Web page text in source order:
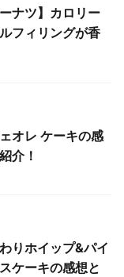
ナツ】カロリー
フィリングが香
オレ ケーキの感
介！
りホイップ&パイ
ケーキの感想と